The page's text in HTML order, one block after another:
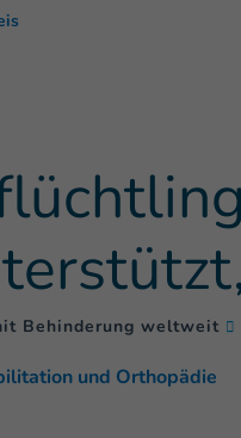
Behinderung weltweit
und Orthopädie